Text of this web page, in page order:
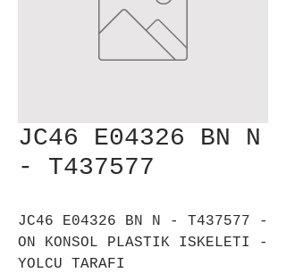
JC46 E04326 BN N
- T437577
JC46 E04326 BN N - T437577 -
ON KONSOL PLASTIK ISKELETI -
YOLCU TARAFI